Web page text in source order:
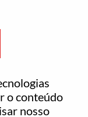
o conteúdo
nosso